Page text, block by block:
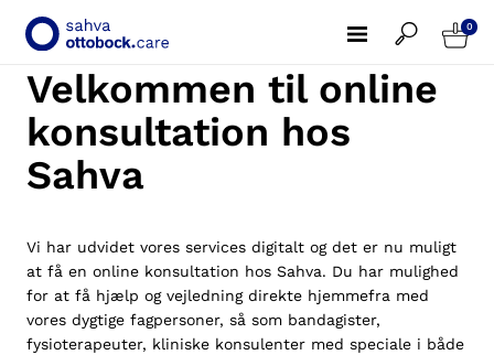
0
Velkommen til online
konsultation hos
Sahva
Vi har udvidet vores services digitalt og det er nu muligt
at få en online konsultation hos Sahva. Du har mulighed
for at få hjælp og vejledning direkte hjemmefra med
vores dygtige fagpersoner, så som bandagister,
fysioterapeuter, kliniske konsulenter med speciale i både